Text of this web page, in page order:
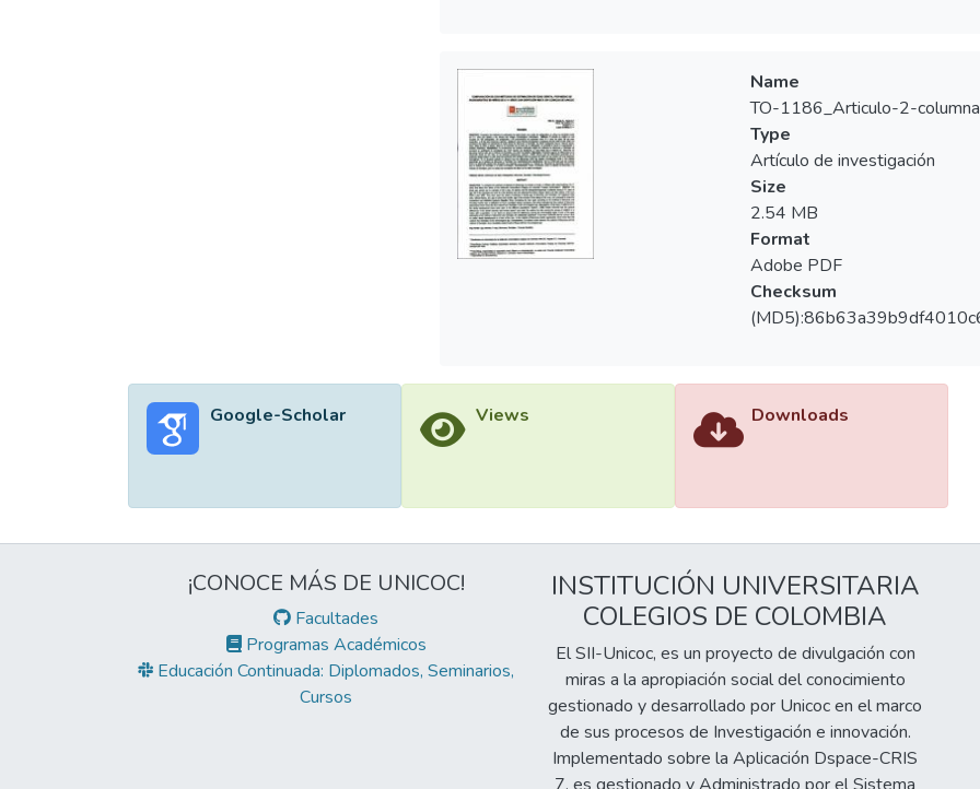
Name
TO-1186_Articulo-2-
Type
Artículo de investigación
Size
2.54 MB
Format
Adobe PDF
Checksum
Google-Scholar Views Downloads
¡CONOCE MÁS DE UNICOC!
Facultades
Programas Académicos
Educación Continuada: Diplomados, Seminarios,
Cursos
INSTITUCIÓN UNIVERSITARIA
COLEGIOS DE COLOMBIA
El SII-Unicoc, es un proyecto de divulgación con
miras a la apropiación social del conocimiento
gestionado y desarrollado por Unicoc en el marco
de sus procesos de Investigación e innovación.
Implementado sobre la Aplicación Dspace-CRIS